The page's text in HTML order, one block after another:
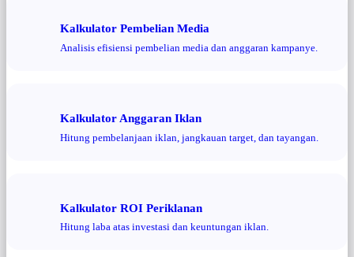
Kalkulator Pembelian Media
Analisis efisiensi pembelian media dan anggaran kampanye.
Kalkulator Anggaran Iklan
Hitung pembelanjaan iklan, jangkauan target, dan tayangan.
Kalkulator ROI Periklanan
Hitung laba atas investasi dan keuntungan iklan.